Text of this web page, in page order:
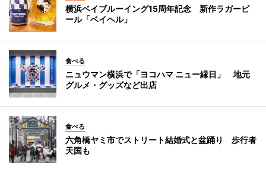
横浜ベイブルーイング15周年記念 新作ラガービ
ール「ベイヘル」
食べる
ニュウマン横浜で「ヨコハマ ニュー縁日」 地元
グルメ・グッズなど出店
食べる
六角橋ヤミ市でストリート結婚式と盆踊り 歩行者
天国も